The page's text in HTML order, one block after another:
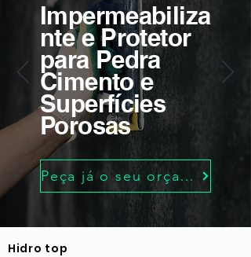
Impermeabiliza
nte e Protetor
para Pedra
Cimento e
Superfícies
Porosas
Peça já o seu orçamento
Hidro top